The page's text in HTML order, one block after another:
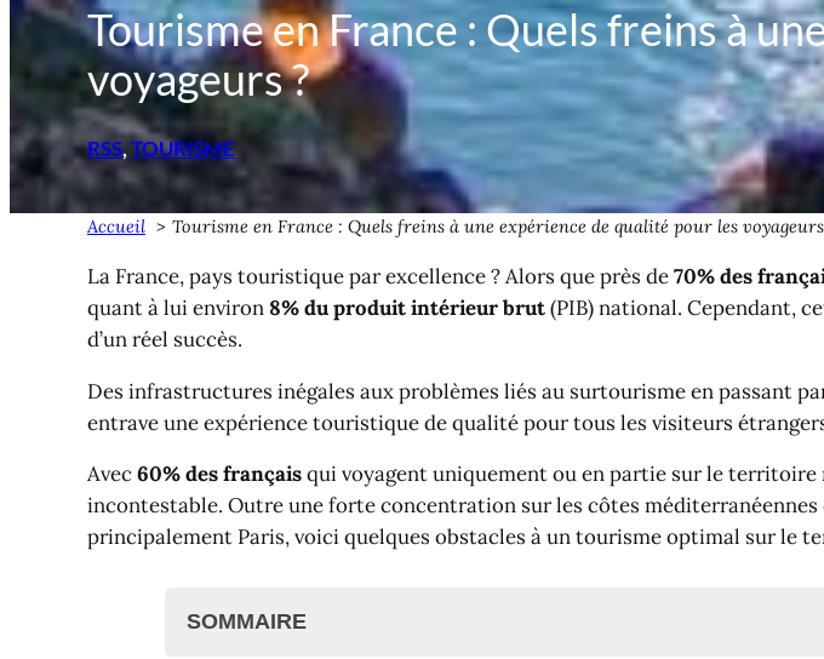
Tourisme en France : Quels freins à
voyageurs ?
RSS, TOURISME
Accueil Tourisme en France : Quels freins à une expérience de qualité pour les
La France, pays touristique par excellence ? Alors que près de70% des
quant à lui environ 8% du produit intérieur brut(PIB) national. Cependant,
d’un réel succès.
Des infrastructures inégales aux problèmes liés au surtourisme en passant
entrave une expérience touristique de qualité pour tous les visiteurs
Avec60% des françaisqui voyagent uniquement ou en partie sur le
incontestable. Outre une forte concentration sur les côtes
principalement Paris, voici quelques obstacles à un tourisme optimal sur le
SOMMAIRE